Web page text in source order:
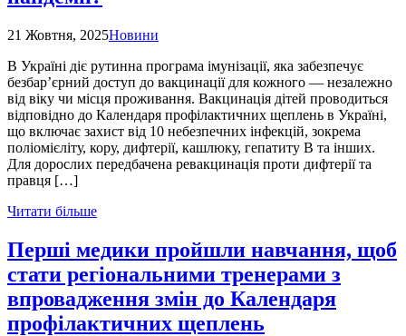
21 Жовтня, 2025Новини
В Україні діє рутинна програма імунізації, яка забезпечує
безбар’єрний доступ до вакцинації для кожного — незалежно
від віку чи місця проживання. Вакцинація дітей проводиться
відповідно до Календаря профілактичних щеплень в Україні,
що включає захист від 10 небезпечних інфекцій, зокрема
поліомієліту, кору, дифтерії, кашлюку, гепатиту В та інших.
Для дорослих передбачена ревакцинація проти дифтерії та
правця […]
Читати більше
Перші медики пройшли навчання, щоб
стати регіональними тренерами з
впровадження змін до Календаря
профілактичних щеплень